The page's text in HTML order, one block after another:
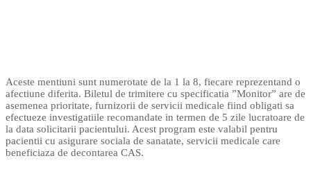
Aceste mentiuni sunt numerotate de la 1 la 8, fiecare reprezentand o
afectiune diferita. Biletul de trimitere cu specificatia ”Monitor” are de
asemenea prioritate, furnizorii de servicii medicale fiind obligati sa
efectueze investigatiile recomandate in termen de 5 zile lucratoare de
la data solicitarii pacientului. Acest program este valabil pentru
pacientii cu asigurare sociala de sanatate, servicii medicale care
beneficiaza de decontarea CAS.